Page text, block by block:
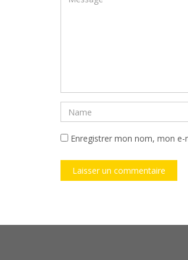
Enregistrer mon nom, mon